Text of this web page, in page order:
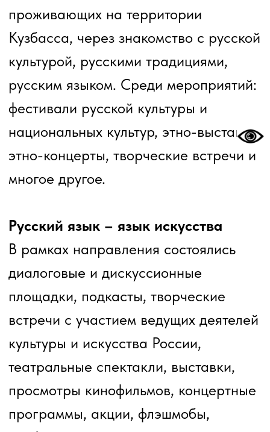
объединений и т. д.
Участниками проектов в рамках
фестиваля стали библиотеки, театры,
учреждения культуры,
образовательные учреждения и
России и стран ближнего зарубежья,
епархия, национальные
общественные объединения,
творческие союзы, студенты,